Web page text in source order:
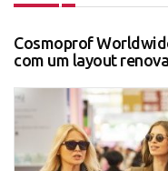
Cosmoprof
com um layout